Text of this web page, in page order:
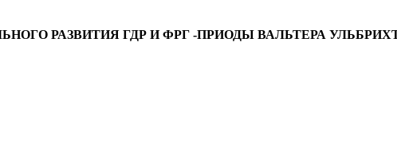
РАЗВИТИЯ ГДР И ФРГ -ПРИОДЫ ВАЛЬТЕРА